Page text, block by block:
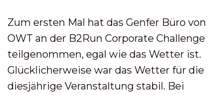
Zum ersten Mal hat das Genfer Büro von
OWT an der B2Run Corporate Challenge
teilgenommen, egal wie das Wetter ist.
Glücklicherweise war das Wetter für die
diesjährige Veranstaltung stabil. Bei